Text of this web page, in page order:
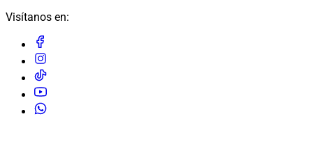
Visítanos en: